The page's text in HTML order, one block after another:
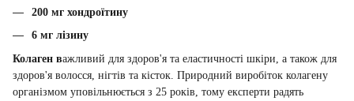
200 мг хондроїтину
6 мг лізину
Колаген важливий для здоров'я та еластичності шкіри, а також для
здоров'я волосся, нігтів та кісток. Природний виробіток колагену
організмом уповільнюється з 25 років, тому експерти радять